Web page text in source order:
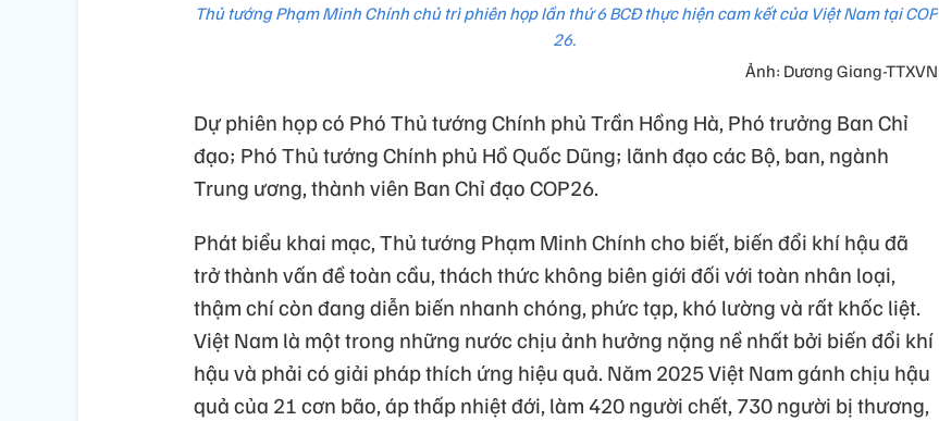
Thủ tướng Phạm Minh Chính chủ trì phiên họp lần thứ 6 BCĐ thực hiện cam kết của Việt Nam tại COP
26.
Ảnh: Dương Giang-TTXVN
Dự phiên họp có Phó Thủ tướng Chính phủ Trần Hồng Hà, Phó trưởng Ban Chỉ
đạo; Phó Thủ tướng Chính phủ Hồ Quốc Dũng; lãnh đạo các Bộ, ban, ngành
Trung ương, thành viên Ban Chỉ đạo COP26.
Phát biểu khai mạc, Thủ tướng Phạm Minh Chính cho biết, biến đổi khí hậu đã
trở thành vấn đề toàn cầu, thách thức không biên giới đối với toàn nhân loại,
thậm chí còn đang diễn biến nhanh chóng, phức tạp, khó lường và rất khốc liệt.
Việt Nam là một trong những nước chịu ảnh hưởng nặng nề nhất bởi biến đổi khí
hậu và phải có giải pháp thích ứng hiệu quả. Năm 2025 Việt Nam gánh chịu hậu
quả của 21 cơn bão, áp thấp nhiệt đới, làm 420 người chết, 730 người bị thương,